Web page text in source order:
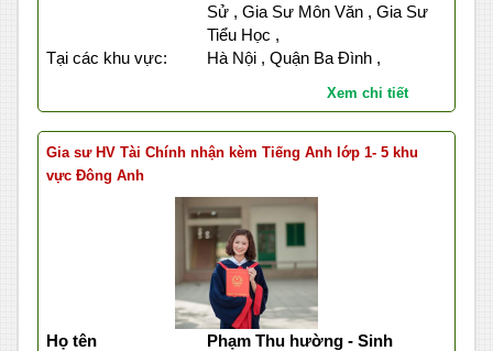
Sử , Gia Sư Môn Văn , Gia Sư
Tiểu Học ,
Tại các khu vực:
Hà Nội , Quận Ba Đình ,
Xem chi tiết
Gia sư HV Tài Chính nhận kèm Tiếng Anh lớp 1- 5 khu
vực Đông Anh
Họ tên
Phạm Thu hường - Sinh